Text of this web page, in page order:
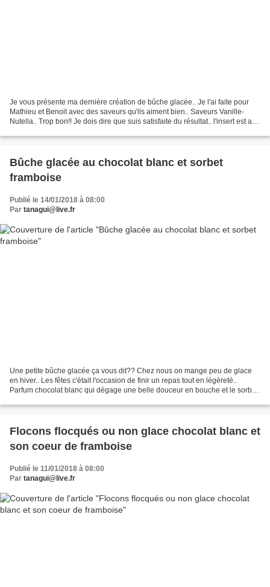
Je vous présente ma dernière création de bûche glacée.. Je l'ai faite pour
Mathieu et Benoit avec des saveurs qu'ils aiment bien.. Saveurs Vanille-
Nutella.. Trop bon!! Je dois dire que suis satisfaite du résultat.. l'insert est au
Bûche glacée au chocolat blanc et sorbet
framboise
Publié le 14/01/2018 à 08:00
Par tanagui@live.fr
Une petite bûche glacée ça vous dit?? Chez nous on mange peu de glace
en hiver.. Les fêtes c'était l'occasion de finir un repas tout en légèreté..
Parfum chocolat blanc qui dégage une belle douceur en bouche et le sorbet
Flocons flocqués ou non glace chocolat blanc et
son coeur de framboise
Publié le 11/01/2018 à 08:00
Par tanagui@live.fr